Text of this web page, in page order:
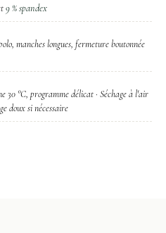
9 % spandex
manches longues, fermeture boutonnée
30 °C, programme délicat · Séchage à l'air
doux si nécessaire